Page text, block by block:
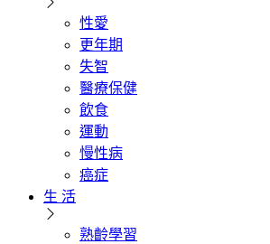
性愛
更年期
失智
醫療保健
飲食
運動
慢性病
癌症
生 活
熟齡學習